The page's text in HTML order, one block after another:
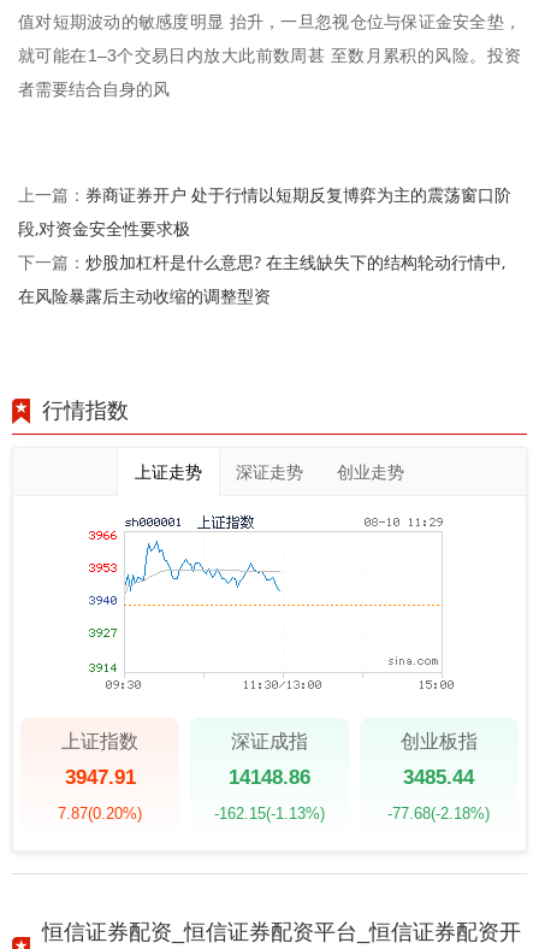
值对短期波动的敏感度明显 抬升，一旦忽视仓位与保证金安全垫，
就可能在1–3个交易日内放大此前数周甚 至数月累积的风险。投资
者需要结合自身的风
上一篇： 券商证券开户 处于行情以短期反复博弈为主的震荡窗口阶
段,对资金安全性要求极
下一篇： 炒股加杠杆是什么意思? 在主线缺失下的结构轮动行情中,
在风险暴露后主动收缩的调整型资
行情指数
上证走势 深证走势 创业走势
上证指数
3947.91
7.87(0.20%)
深证成指
14148.86
-162.15(-1.13%)
创业板指
3485.44
-77.68(-2.18%)
恒信证券配资_恒信证券配资平台_恒信证券配资开